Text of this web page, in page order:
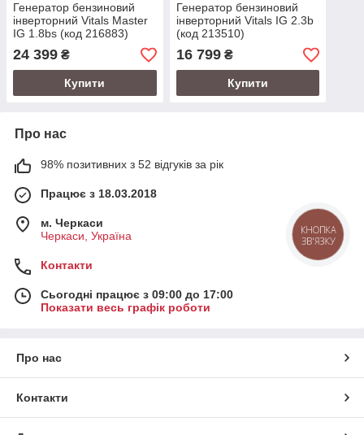
Генератор бензиновий
інверторний Vitals Master
IG 1.8bs (код 216883)
24 399 ₴
Купити
Генератор бензиновий
інверторний Vitals IG 2.3b
(код 213510)
16 799₴
Купити
Про нас
98% позитивних з 52 відгуків за рік
Працює з 18.03.2018
м. Черкаси
Черкаси, Україна
Контакти
Сьогодні працює з 09:00 до 17:00
Показати весь графік роботи
Про нас
Контакти
КНОПКА
ЗВ'ЯЗКУ